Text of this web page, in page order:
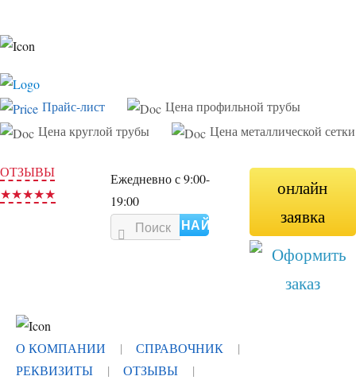
Прайс-лист
Цена профильной трубы
Цена круглой трубы
Цена металлической сетки
ОТЗЫВЫ
★★★★★
Ежедневно с 9:00-
19:00
НАЙТИ
онлайн
заявка
О КОМПАНИИ
СПРАВОЧНИК
РЕКВИЗИТЫ
ОТЗЫВЫ